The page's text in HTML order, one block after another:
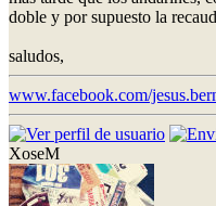
doble y por supuesto la
saludos,
www.facebook.com/
XoseM